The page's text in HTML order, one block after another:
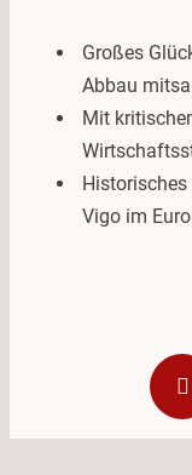
Großes
Abbau
Mit
Vigo im